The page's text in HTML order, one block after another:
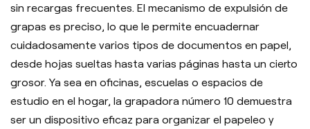
sin recargas frecuentes. El mecanismo de expulsión de
grapas es preciso, lo que le permite encuadernar
cuidadosamente varios tipos de documentos en papel,
desde hojas sueltas hasta varias páginas hasta un cierto
grosor. Ya sea en oficinas, escuelas o espacios de
estudio en el hogar, la grapadora número 10 demuestra
ser un dispositivo eficaz para organizar el papeleo y